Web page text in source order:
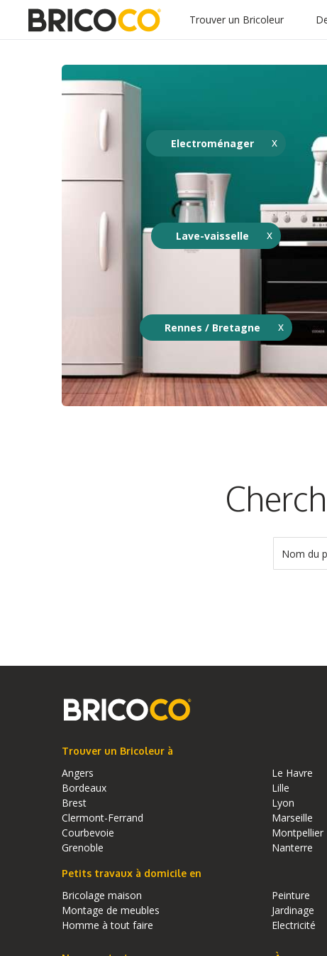
Trouver un Bricoleur
Electroménager
Lave-vaisselle
Rennes / Bretagne
Nom du
Trouver un Bricoleur à
Angers
Bordeaux
Brest
Clermont-Ferrand
Courbevoie
Grenoble
Le Havre
Lille
Lyon
Marseille
Montpellier
Nanterre
Petits travaux à domicile en
Bricolage maison
Montage de meubles
Homme à tout faire
Peinture
Jardinage
Electricité